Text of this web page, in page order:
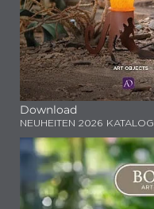
Download
NEUHEITEN 2026 KATALOG